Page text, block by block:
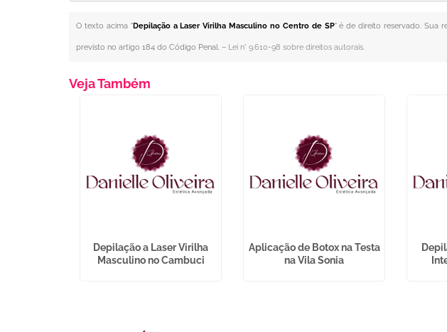
O texto acima "Depilação a Laser Virilha Masculino no Centro de SP" é de direito reservado. Sua
previsto no artigo 184 do Código Penal. – Lei n° 9.610-98 sobre direitos autorais.
Veja Também
Depilação a Laser Virilha
Masculino no Cambuci
Aplicação de Botox na Testa
na Vila Sonia